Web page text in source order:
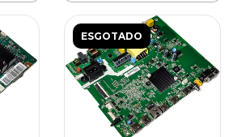
ESGOTADO